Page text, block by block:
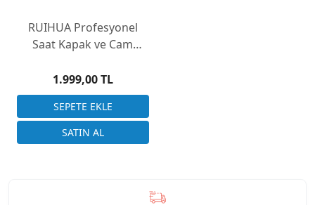
RUIHUA Profesyonel
Saat Kapak ve Cam
Adet Çizmez Kalıp
1.999,00 TL